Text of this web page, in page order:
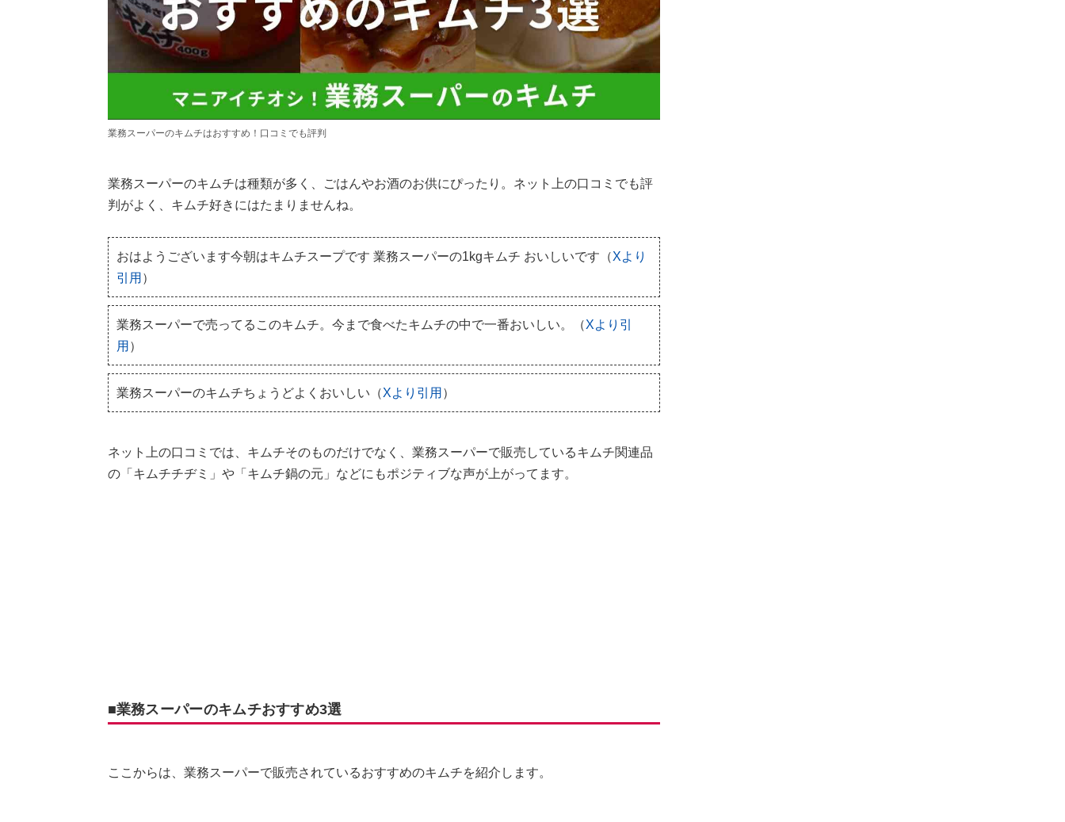
業務スーパーのキムチはおすすめ！口コミでも評判
業務スーパーのキムチは種類が多く、ごはんやお酒のお供にぴったり。ネット上の口コミでも評
判がよく、キムチ好きにはたまりませんね。
おはようございます今朝はキムチスープです 業務スーパーの1kgキムチ おいしいです（Xより
引用 ）
業務スーパーで売ってるこのキムチ。今まで食べたキムチの中で一番おいしい。（Xより引
用 ）
業務スーパーのキムチちょうどよくおいしい（Xより引用 ）
ネット上の口コミでは、キムチそのものだけでなく、業務スーパーで販売しているキムチ関連品
の「キムチチヂミ」や「キムチ鍋の元」などにもポジティブな声が上がってます。
■業務スーパーのキムチおすすめ3選
ここからは、業務スーパーで販売されているおすすめのキムチを紹介します。